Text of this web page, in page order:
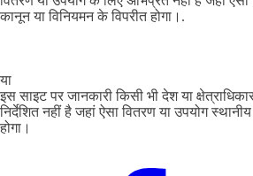
कानून या विनियमन के विपरीत होगा।.
या
इस साइट पर जानकारी किसी भी देश या
निर्देशित नहीं है जहां ऐसा वितरण या उपयोग
होगा।